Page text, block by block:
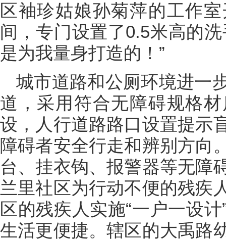
区袖珍姑娘孙菊萍的工作
间，专门设置了0.5米高的
是为我量身打造的！”
城市道路和公厕环境进一
道，采用符合无障碍规格
设，人行道路路口设置提示
障碍者安全行走和辨别方向
台、挂衣钩、报警器等无障
兰里社区为行动不便的残疾
区的残疾人实施“一户一设
生活更便捷。辖区的大禹路